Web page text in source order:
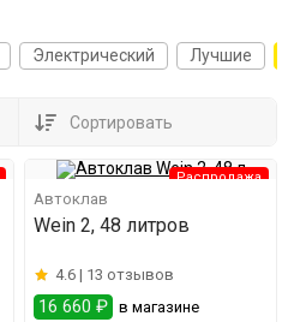
Электрический Лучшие
Сортировать
Распродажа
Автоклав
Wein 2, 48 литров
4.6 | 13 отзывов
16 660 ₽ в магазине